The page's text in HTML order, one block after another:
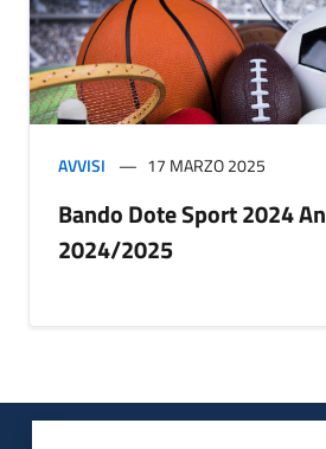
AVVISI 17 MARZO 2025
Bando Dote Sport 2024
2024/2025